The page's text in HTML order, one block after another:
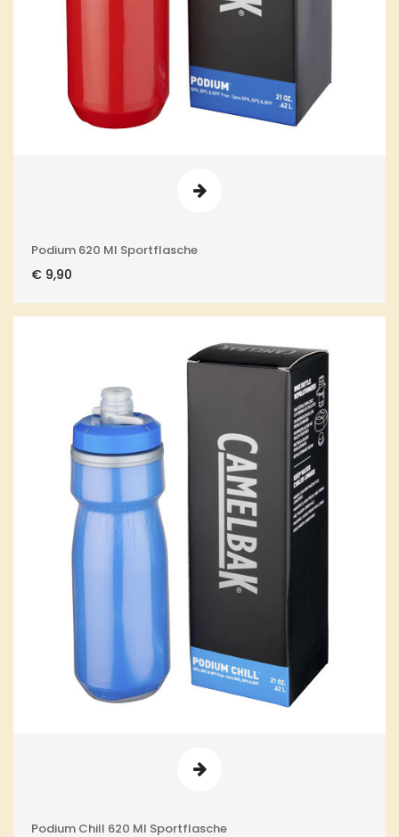
Podium 620 Ml Sportflasche
€ 9,90
Podium Chill 620 Ml Sportflasche